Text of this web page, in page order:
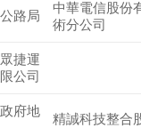
路局
中華電信股份
術分公司
捷運
公司
府地
精誠科技整合